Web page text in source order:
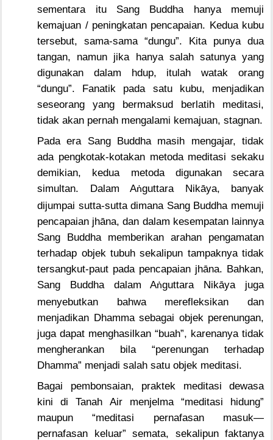
sementara itu Sang Buddha hanya memuji
kemajuan / peningkatan pencapaian. Kedua kubu
tersebut, sama-sama “dungu”. Kita punya dua
tangan, namun jika hanya salah satunya yang
digunakan dalam hdup, itulah watak orang
“dungu”. Fanatik pada satu kubu, menjadikan
seseorang yang bermaksud berlatih meditasi,
tidak akan pernah mengalami kemajuan, stagnan.
Pada era Sang Buddha masih mengajar, tidak
ada pengkotak-kotakan metoda meditasi sekaku
demikian, kedua metoda digunakan secara
simultan. Dalam Aṅguttara Nikāya, banyak
dijumpai sutta-sutta dimana Sang Buddha memuji
pencapaian jhāna, dan dalam kesempatan lainnya
Sang Buddha memberikan arahan pengamatan
terhadap objek tubuh sekalipun tampaknya tidak
tersangkut-paut pada pencapaian jhāna. Bahkan,
Sang Buddha dalam Aṅguttara Nikāya juga
menyebutkan bahwa merefleksikan dan
menjadikan Dhamma sebagai objek perenungan,
juga dapat menghasilkan “buah”, karenanya tidak
mengherankan bila “perenungan terhadap
Dhamma” menjadi salah satu objek meditasi.
Bagai pembonsaian, praktek meditasi dewasa
kini di Tanah Air menjelma “meditasi hidung”
maupun “meditasi pernafasan masuk—
pernafasan keluar” semata, sekalipun faktanya